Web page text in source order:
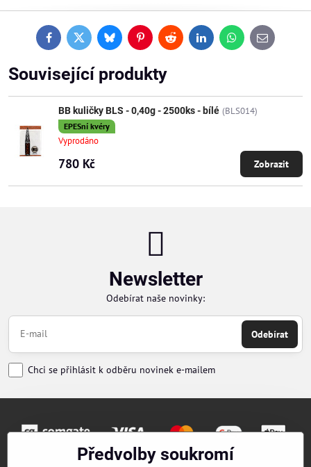
FacebookTwitterBlueskyPinterestReddit LinkedInWhatsApp
E-
mail
Související produkty
BB kuličky BLS - 0,40g - 2500ks - bílé (BLS014)
EPESní kvéry
Vyprodáno
780 Kč Zobrazit
Newsletter
Odebírat naše novinky:
Odebírat
Chci se přihlásit k odběru novinek e-mailem
Předvolby soukromí